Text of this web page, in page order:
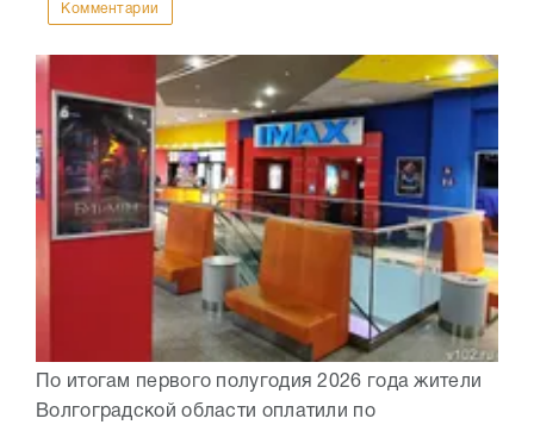
Комментарии
По итогам первого полугодия 2026 года жители
Волгоградской области оплатили по